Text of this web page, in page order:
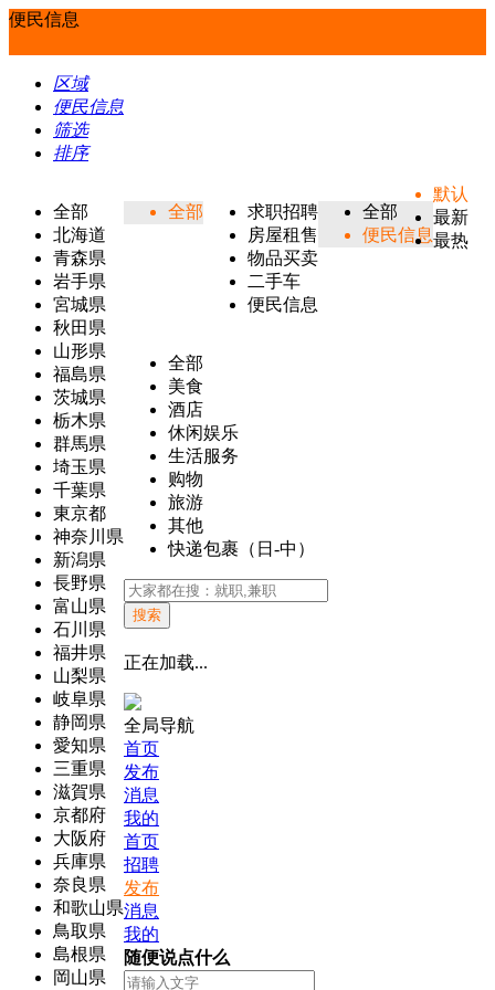
便民信息
区域
便民信息
筛选
排序
全部
北海道
青森県
岩手県
宮城県
秋田県
山形県
福島県
茨城県
栃木県
群馬県
埼玉県
千葉県
東京都
神奈川県
新潟県
長野県
富山県
石川県
福井県
山梨県
岐阜県
静岡県
愛知県
三重県
滋賀県
京都府
大阪府
兵庫県
奈良県
和歌山県
鳥取県
島根県
岡山県
全部
求职招聘
房屋租售
物品买卖
二手车
便民信息
全部
便民信息
全部
美食
酒店
休闲娱乐
生活服务
购物
旅游
其他
快递包裹（日-中）
默认
最新
最热
搜索
正在加载...
全局导航
首页
发布
消息
我的
首页
招聘
发布
消息
我的
随便说点什么